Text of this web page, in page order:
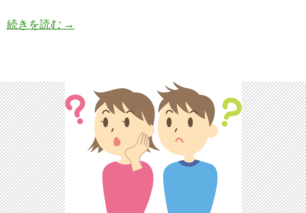
続きを読む デイジーラックのダンス動画をスローで視聴す
→